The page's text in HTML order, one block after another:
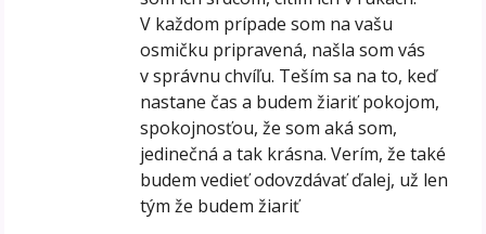
V každom prípade som na vašu
osmičku pripravená, našla som vás
v správnu chvíľu. Teším sa na to, keď
nastane čas a budem žiariť pokojom,
spokojnosťou, že som aká som,
jedinečná a tak krásna. Verím, že také
budem vedieť odovzdávať ďalej, už len
tým že budem žiariť